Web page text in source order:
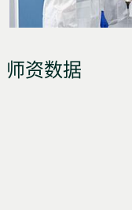
师资数据